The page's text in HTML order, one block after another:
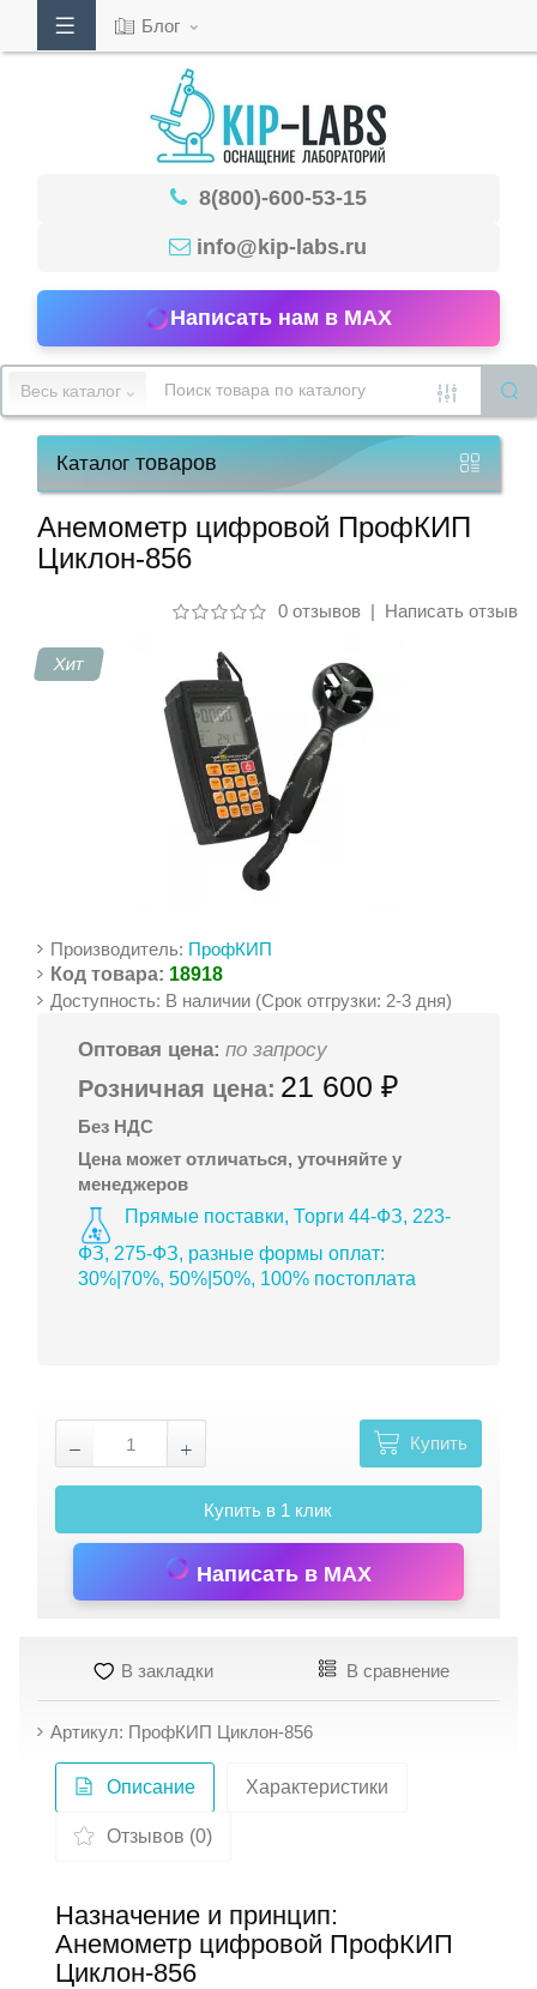
53-
15
работы
Блог
8(800)-600-53-15
info@kip-labs.ru
Написать нам в MAX
Весь каталог
Каталогтоваров
Анемометр цифровой ПрофКИП
Циклон-856
0 отзывов| Написать отзыв
Хит
Производитель: ПрофКИП
Код товара: 18918
Доступность: В наличии (Срок отгрузки: 2-3 дня)
Оптовая цена: по запросу
Розничная цена: 21 600 ₽
Без НДС
Цена может отличаться, уточняйте у
менеджеров
Прямые поставки, Торги 44-ФЗ, 223-
ФЗ, 275-ФЗ, разные формы оплат:
30%|70%, 50%|50%, 100% постоплата
Купить
Купить в 1 клик
Написать в MAX
В закладки В сравнение
Артикул: ПрофКИП Циклон-856
Описание Характеристики
Отзывов (0)
Назначение и принцип:
Анемометр цифровой ПрофКИП
Циклон-856